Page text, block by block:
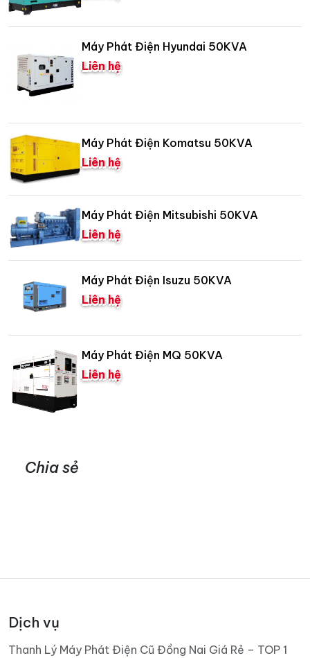
Máy Phát Điện Hyundai 50KVA
Liên hệ
Máy Phát Điện Komatsu 50KVA
Liên hệ
Máy Phát Điện Mitsubishi 50KVA
Liên hệ
Máy Phát Điện Isuzu 50KVA
Liên hệ
Máy Phát Điện MQ 50KVA
Liên hệ
Chia sẻ
Dịch vụ
Thanh Lý Máy Phát Điện Cũ Đồng Nai Giá Rẻ – TOP 1